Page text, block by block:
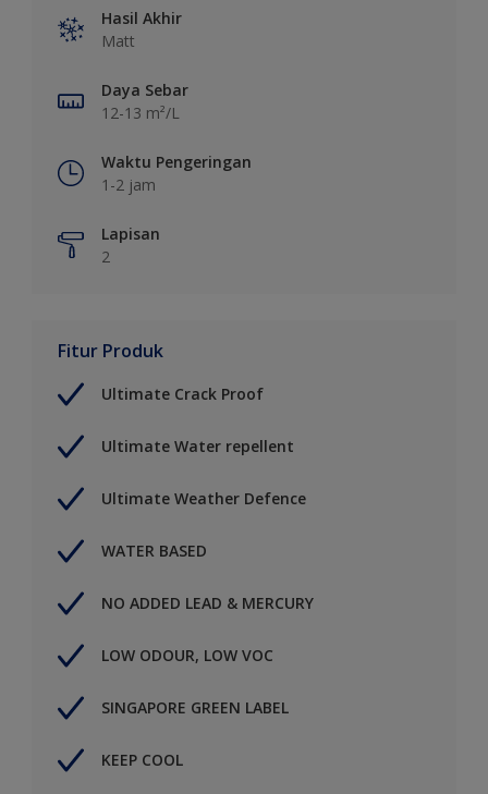
Hasil Akhir
Matt
Daya Sebar
12-13 m²/L
Waktu Pengeringan
1-2 jam
Lapisan
2
Fitur Produk
Ultimate Crack Proof
Ultimate Water repellent
Ultimate Weather Defence
WATER BASED
NO ADDED LEAD & MERCURY
LOW ODOUR, LOW VOC
SINGAPORE GREEN LABEL
KEEP COOL